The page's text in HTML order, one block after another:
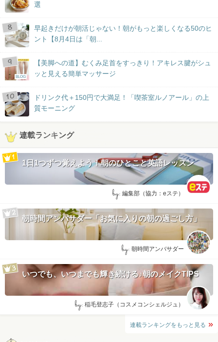
選
早起きだけが朝活じゃない！朝がもっと楽しくなる50のヒ
ント【8月4日は「朝...
BLOG
【美脚への道】むくみ足首をすっきり！アキレス腱がシュ
ッと見える簡単マッサージ
ドリンク代＋150円で大満足！「喫茶室ルノアール」の上
質モーニング
連載ランキング
1日1つずつ覚えよう！朝のひとこと英語レッスン
by: 編集部（協力：eステ）
朝時間アンバサダー「お気に入りの朝の過ごし方」
by: 朝時間アンバサダー
いつでも、いつまでも輝き続ける♪朝のメイクTIPS
by: 稲毛登志子（コスメコンシェルジュ）
連載ランキングをもっと見る